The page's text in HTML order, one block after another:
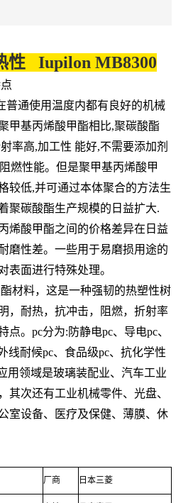
性 Iupilon MB8300
普通使用温度内都有良好的机械
甲基丙烯酸甲酯相比,聚碳酸酯
率高,加工性 能好,不需要添加剂
燃性能。但是聚甲基丙烯酸甲
较低,并可通过本体聚合的方法生
聚碳酸酯生产规模的日益扩大.
烯酸甲酯之间的价格差异在日益
磨性差。一些用于易磨损用途的
表面进行特殊处理。
材料，这是一种强韧的热塑性树
，耐热，抗冲击，阻燃，折射率
点。pc分为:防静电pc、导电pc、
线耐候pc、食品级pc、抗化学性
用领域是玻璃装配业、汽车工业
其次还有工业机械零件、光盘、
室设备、医疗及保健、薄膜、休
厂商 日本三菱